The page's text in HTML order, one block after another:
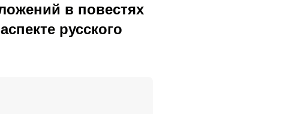
в повестях
русского